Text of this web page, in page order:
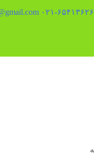
۶۵۴۱۳۶۲۶-۰۲۱